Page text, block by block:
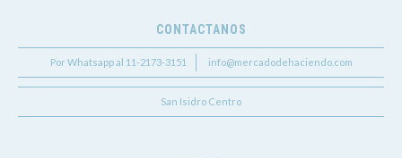
CONTACTANOS
Por Whatsapp al 11-2173-3151 info@mercadodehaciendo.com
San Isidro Centro